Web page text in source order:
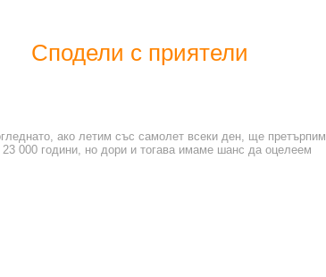
Сподели с приятели
ако летим със самолет всеки ден, ще претърпим
000 години, но дори и тогава имаме шанс да оцелеем